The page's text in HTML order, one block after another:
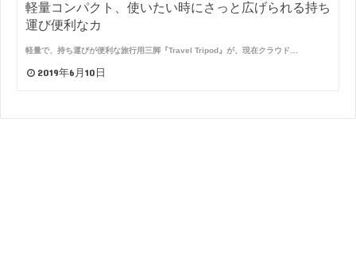
軽量コンパクト、使いたい時にさっと広げられる持ち
運び便利なカ
軽量で、持ち運びが便利な旅行用三脚『Travel Tripod』が、現在クラウド…
2019年6月10日